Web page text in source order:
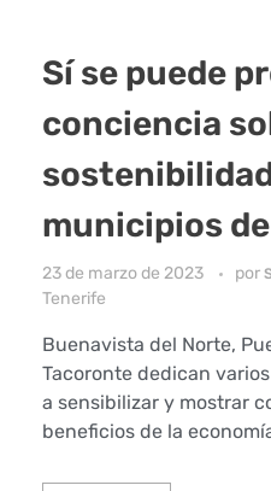
Sí se puede
conciencia
municipios
23 de marzo de 2023 por
Tenerife
Buenavista del Norte,
Tacoronte dedican
a sensibilizar y mostrar
beneficios de la